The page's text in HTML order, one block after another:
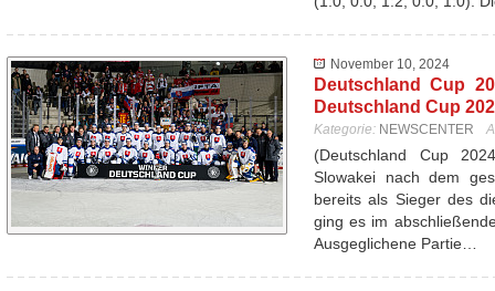
November 10, 2024
Deutschland Cup
Deutschland Cup
Kategorie: NEWSCENTER
(Deutschland Cup
Slowakei nach dem
bereits als Sieger des
ging es im
Ausgeglichene Partie…